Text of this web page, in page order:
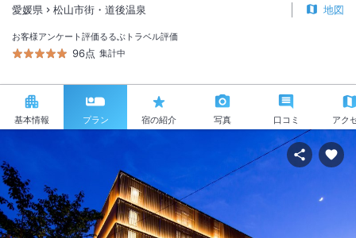
愛媛県 松山市街・道後温泉 地図
お客様アンケート評価
96点
るるぶトラベル評価
集計中
基本情報 プラン 宿の紹介 写真 口コミ アク